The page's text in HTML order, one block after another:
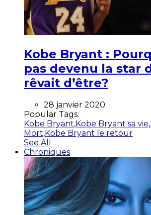
Kobe Bryant :
pas devenu la star
rêvait d’être?
28 janvier 2020
Popular Tags:
Kobe Bryant,Kobe Bryant sa vie,
Mort,Kobe Bryant le retour
See All
Chroniques